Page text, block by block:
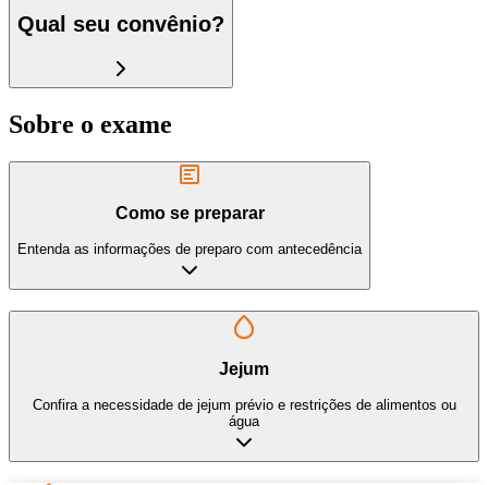
Qual seu convênio?
Sobre o exame
Como se preparar
Entenda as informações de preparo com antecedência
Jejum
Confira a necessidade de jejum prévio e restrições de alimentos ou
água